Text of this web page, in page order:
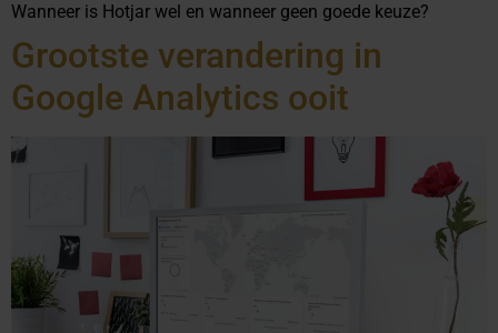
Wanneer is Hotjar wel en wanneer geen goede keuze?
Grootste verandering in
Google Analytics ooit